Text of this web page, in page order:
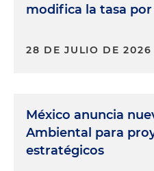
modifica la tasa
28 DE JULIO DE 2026
México anuncia
Ambiental para
estratégicos